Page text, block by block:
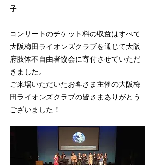
子
コンサートのチケット料の収益はすべて
大阪梅田ライオンズクラブを通じて大阪
府肢体不自由者協会に寄付させていただ
きました。
ご来場いただいたお客さま主催の大阪梅
田ライオンズクラブの皆さまありがとう
ございました！